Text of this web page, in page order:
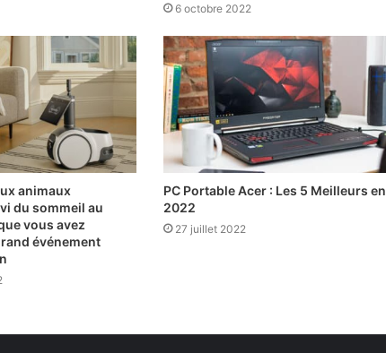
6 octobre 2022
animaux
du sommeil au
vous avez
événement
PC Portable Acer : Les 5 Meilleurs en
2022
27 juillet 2022